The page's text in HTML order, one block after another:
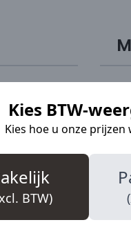
Kies BTW-
Kies hoe u onze prijzen
BTW)
neemt de
energie
voor